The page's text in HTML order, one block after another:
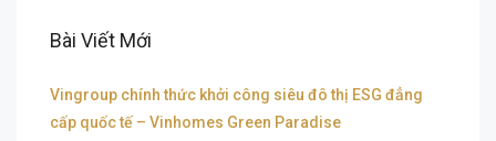
Bài Viết Mới
Vingroup chính thức khởi công siêu đô thị ESG đẳng
cấp quốc tế – Vinhomes Green Paradise